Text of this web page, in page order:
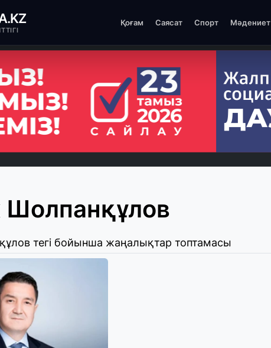
Қоғам Саясат Спорт Мәдениет
Шолпанқұлов
тегі бойынша жаңалықтар топтамасы